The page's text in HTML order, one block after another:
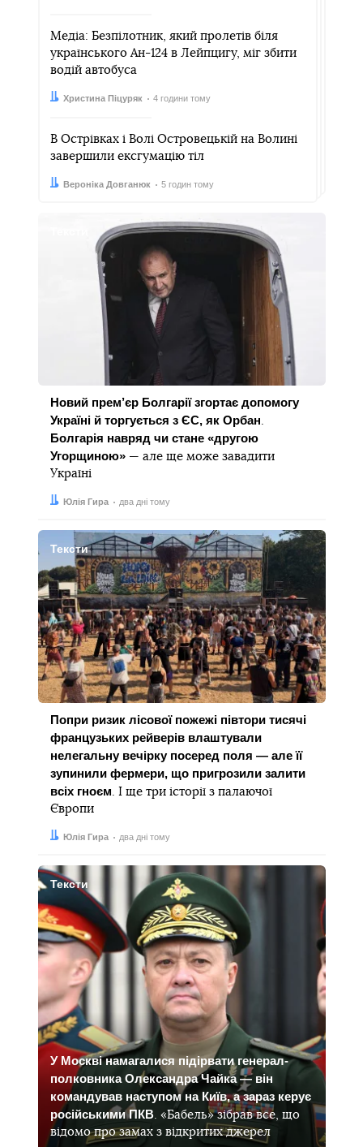
Медіа: Безпілотник, який пролетів біля
українського Ан-124 в Лейпцигу, міг збити
водій автобуса
Автор:
Христина Піцуряк
Дата: 4 години тому
В Острівках і Волі Островецькій на Волині
завершили ексгумацію тіл
Автор:
Вероніка Довганюк
Дата: 5 годин тому
Новий прем’єр Болгарії згортає допомогу
Україні й торгується з ЄС, як Орбан
Болгарія навряд чи стане «другою
Угорщиною» — але ще може завадити
Україні
Автор:
Юлія Гира
Дата: два дні тому
Тексти
Попри ризик лісової пожежі півтори тисячі
французьких рейверів влаштували
нелегальну вечірку посеред поля — але її
зупинили фермери, що пригрозили залити
всіх гноєм . І ще три історії з палаючої
Європи
Автор:
Юлія Гира
Дата: два дні тому
Тексти
У Москві намагалися підірвати генерал-
полковника Олександра Чайка — він
командував наступом на Київ, а зараз керує
російськими ПКВ. «Бабель» зібрав все, що
відомо про замах з відкритих джерел